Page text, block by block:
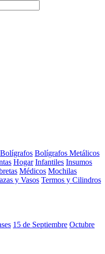
Bolígrafos Bolígrafos Metálicos
Hogar Infantiles Insumos
Médicos Mochilas
y Vasos Termos y Cilindros
15 de Septiembre Octubre